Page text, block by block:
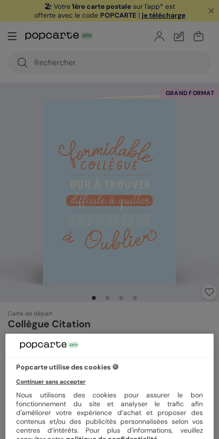
🏖️ Votre1ère carte postale sur l'app* est
offerte avec le code POPCARTE| je télécharge
GRAND FORMAT
Carte de départ
Collègue Citation
Format
Papier Papier Satiné
Popcarte utilise des cookies 🍪
Continuer sans accepter
Nous utilisons des cookies pour assurer le bon
fonctionnement du site et analyser le trafic afin
d'améliorer votre expérience d’achat et proposer des
contenus et/ou des publicités personnalisées selon vos
centres d’intérêts. Pour plus d'informations, veuillez